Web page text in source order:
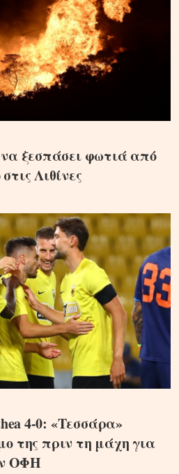
ξεσπάσει φωτιά από
Λιθίνες
4-0: «Τεσσάρα»
της πριν τη μάχη για
ΟΦΗ